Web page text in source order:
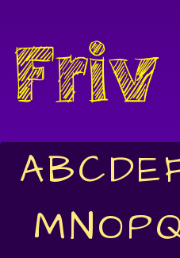
ABCDE
MNOP